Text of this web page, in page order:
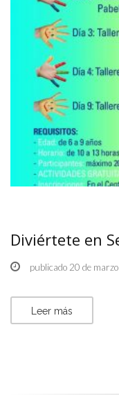
Diviértete en
publicado 20 de
Leer más